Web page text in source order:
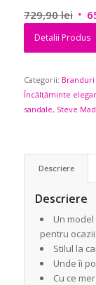
729,90lei
inițial
Detalii Produs
Categorii: Branduri
Încălțăminte
sandale, Steve
Descriere
Descriere
Un
pentru
Stilul la
Unde îi
Cu ce